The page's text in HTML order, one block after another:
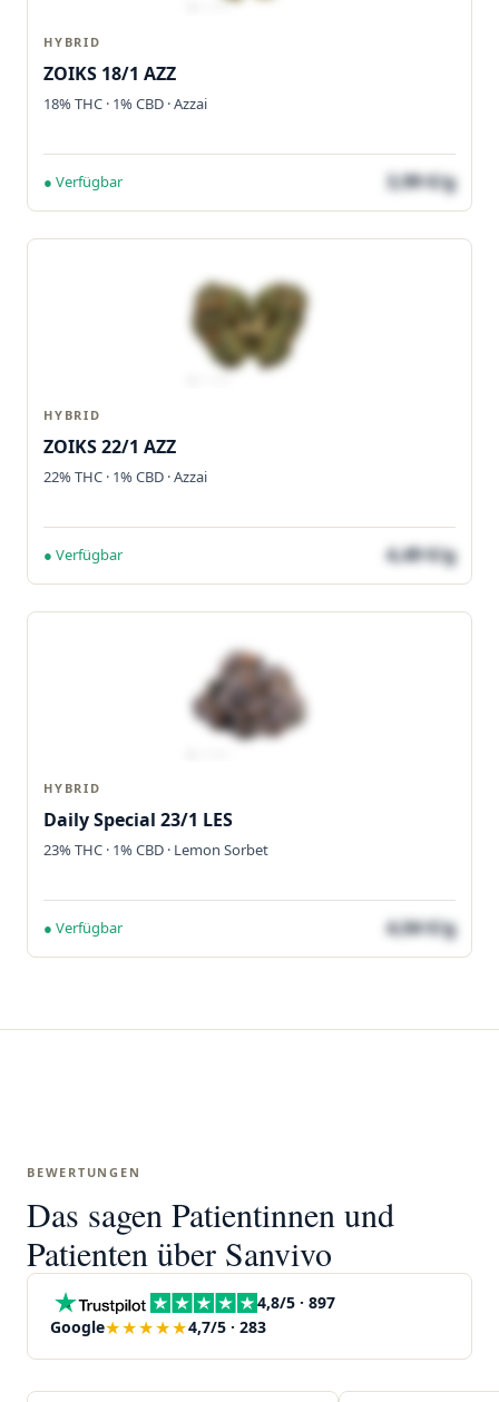
HYBRID
ZOIKS 18/1 AZZ
18% THC · 1% CBD · Azzai
● Verfügbar 3,99 €/g
HYBRID
ZOIKS 22/1 AZZ
22% THC · 1% CBD · Azzai
● Verfügbar 4,49 €/g
HYBRID
Daily Special 23/1 LES
23% THC · 1% CBD · Lemon Sorbet
● Verfügbar 4,04 €/g
BEWERTUNGEN
Das sagen Patientinnen und
Patienten über Sanvivo
4,8/5 · 897
Google★★★★★4,7/5 · 283